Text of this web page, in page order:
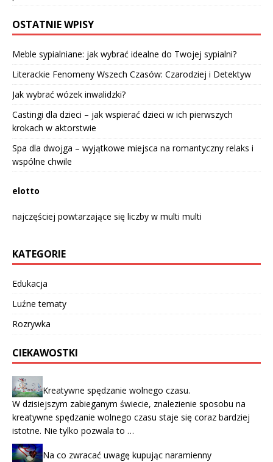
OSTATNIE WPISY
Meble sypialniane: jak wybrać idealne do Twojej sypialni?
Literackie Fenomeny Wszech Czasów: Czarodziej i Detektyw
Jak wybrać wózek inwalidzki?
Castingi dla dzieci – jak wspierać dzieci w ich pierwszych
krokach w aktorstwie
Spa dla dwojga – wyjątkowe miejsca na romantyczny relaks i
wspólne chwile
elotto
najczęściej powtarzające się liczby w multi multi
KATEGORIE
Edukacja
Luźne tematy
Rozrywka
CIEKAWOSTKI
Kreatywne spędzanie wolnego czasu.
W dzisiejszym zabieganym świecie, znalezienie sposobu na
kreatywne spędzanie wolnego czasu staje się coraz bardziej
istotne. Nie tylko pozwala to …
Na co zwracać uwagę kupując naramienny